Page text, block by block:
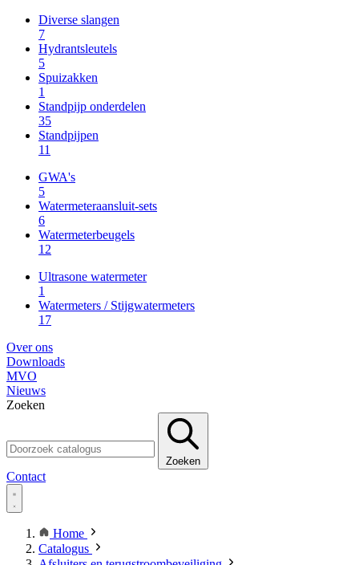
Diverse slangen
7
Hydrantsleutels
5
Spuizakken
1
Standpijp onderdelen
35
Standpijpen
11
GWA's
5
Watermeteraansluit-sets
6
Watermeterbeugels
12
Ultrasone watermeter
1
Watermeters / Stijgwatermeters
17
Over ons
Downloads
MVO
Nieuws
Zoeken
Zoeken
Contact
Home
Catalogus